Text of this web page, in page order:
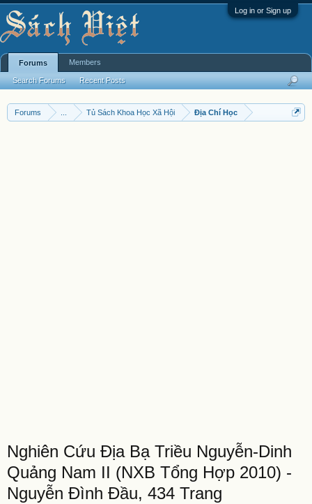
Log in or Sign up
Forums Tủ Sách Khoa Học Xã Hội Địa Chí Học
Nghiên Cứu Địa Bạ Triều Nguyễn-Dinh
Quảng Nam II (NXB Tổng Hợp 2010) -
Nguyễn Đình Đầu, 434 Trang
Forums
Search Forums Recent Posts
Members